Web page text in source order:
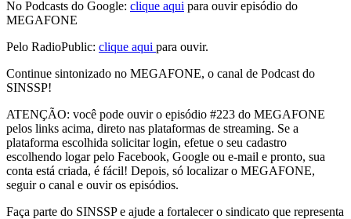
No Podcasts do Google: clique aqui para ouvir episódio do
MEGAFONE
Pelo RadioPublic: clique aqui para ouvir.
Continue sintonizado no MEGAFONE, o canal de Podcast do
SINSSP!
ATENÇÃO: você pode ouvir o episódio #223 do MEGAFONE
pelos links acima, direto nas plataformas de streaming. Se a
plataforma escolhida solicitar login, efetue o seu cadastro
escolhendo logar pelo Facebook, Google ou e-mail e pronto, sua
conta está criada, é fácil! Depois, só localizar o MEGAFONE,
seguir o canal e ouvir os episódios.
Faça parte do SINSSP e ajude a fortalecer o sindicato que representa